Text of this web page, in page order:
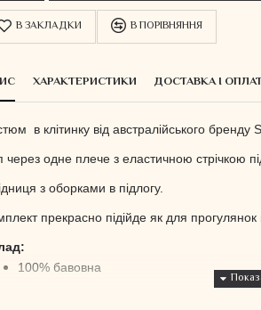
В ЗАКЛАДКИ В ПОРІВНЯННЯ
ХАРАКТЕРИСТИКИ ДОСТАВКА І
в клітинку від австралійського бренду
через одне плече з еластичною стрічкою
з оборками в підлогу.
прекрасно підійде як для прогулянок
100% бавовна